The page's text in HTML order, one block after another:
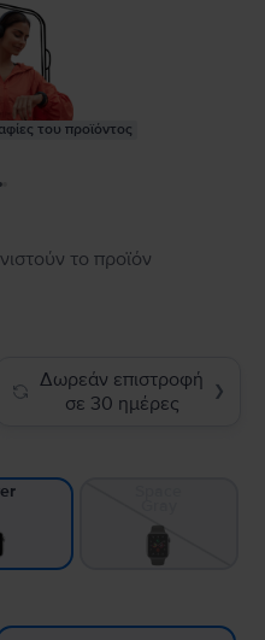
του προϊόντος
το προϊόν
Δωρεάν επιστροφή
σε 30 ημέρες
❯